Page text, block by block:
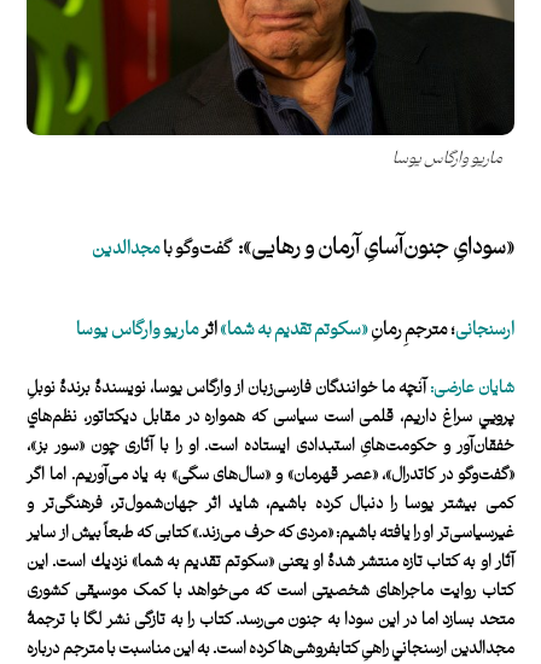
ماریو وارگاس یوسا
«سودایِ جنون‌‌‌آسایِ آرمان و رهايی»: گفت‌وگو بامجدالدين
ارسنجانی؛ مترجمِرمانِ«سكوتم تقديم به شما»اثرماريو وارگاس يوسا
شایان عارضی:آنچه ما خوانندگان فارسی‌زبان از وارگاس يوسا، نويسندۀ برندۀ نوبلِ
پرويي سراغ داريم، قلمی است سياسی كه همواره در مقابل ديكتاتور، نظم‌هاي
خفقان‌آور و حكومت‌هایِ استبدادی ايستاده است. او را با آثاری چون «سور بز»،
«گفت‌وگو در كاتدرال»، «عصر قهرمان» و «سال‌های سگی» به ياد می‌آوريم. اما اگر
كمی بيشتر يوسا را دنبال كرده باشيم، شايد اثر جهان‌شمول‌تر، فرهنگی‌تر و
غيرسياسی‌تر او را يافته‌ باشيم: «مردی كه حرف می‌زند.» كتابی كه طبعاً بيش از ساير
آثار او به كتاب تازه‌ منتشر شدۀ او يعنی «سكوتم تقديم به شما» نزديك است. اين
كتاب روايت ماجراهای شخصيتی است كه می‌خواهد با کمک موسیقی کشوری
متحد بسازد اما در اين سودا به جنون می‌رسد. كتاب را به تازگی نشر لگا با ترجمۀ
مجدالدين ارسنجاني راهیِ كتابفروشی‌ها كرده است. به اين مناسبت با مترجم درباره